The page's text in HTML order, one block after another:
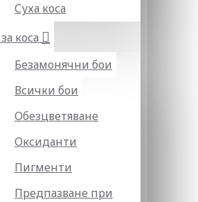
Суха коса
коса
Безамонячни бои
Всички бои
Обезцветяване
Оксиданти
Пигменти
Предпазване при